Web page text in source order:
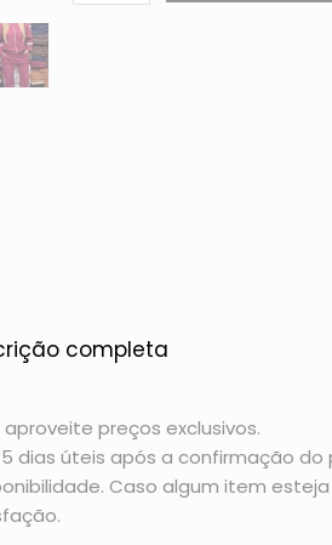
completa
preços exclusivos.
dias úteis após a confirmação do
Caso algum item